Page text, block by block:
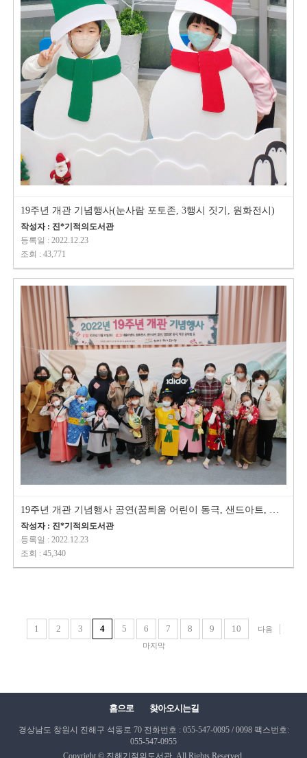
19주년 개관 기념행사(눈사람 포토존, 3행시 짓기, 원화전시)
작성자 : 진*기적의도서관
등록일 : 2022.12.23
조회 : 43,771
19주년 개관 기념행사 공연(꿈틔움 어린이 동극, 샌드아트, 미라클/진해교향악단…
작성자 : 진*기적의도서관
등록일 : 2022.12.23
조회 : 45,340
1 2 3 4 5 6 7 8 9 10
다음
마지막
홈으로 찾아오시는길
경상남도 창원시 진해구 석동로 70전화번호 : 055-547-0095 / 0098팩스번호:
055-547-0955
Copyright © 진해기적의도서관. All Rights Reserved.